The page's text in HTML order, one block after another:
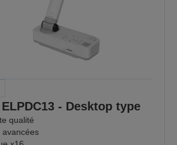
- Desktop type
qualité
avancées